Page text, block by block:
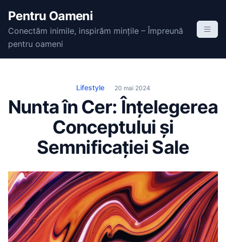
t
Pentru Oameni
Conectăm inimile, inspirăm mințile – Împreună
pentru oameni
Lifestyle 20 mai 2024
Nunta în Cer: Înțelegerea
Conceptului și
Semnificației Sale